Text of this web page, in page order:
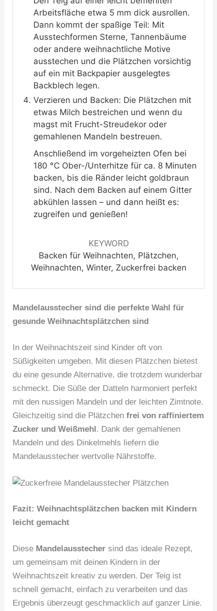
Arbeitsfläche etwa 5 mm dick ausrollen.
Dann kommt der spaßige Teil: Mit
Ausstechformen Sterne, Tannenbäume
oder andere weihnachtliche Motive
ausstechen und die Plätzchen vorsichtig
auf ein mit Backpapier ausgelegtes
Backblech legen.
Verzieren und Backen: Die Plätzchen mit
etwas Milch bestreichen und wenn du
magst mit Frucht-Streudekor oder
gemahlenen Mandeln bestreuen.
Anschließend im vorgeheizten Ofen bei
180 °C Ober-/Unterhitze für ca. 8 Minuten
backen, bis die Ränder leicht goldbraun
sind. Nach dem Backen auf einem Gitter
abkühlen lassen – und dann heißt es:
zugreifen und genießen!
KEYWORD
Backen für Weihnachten, Plätzchen,
Weihnachten, Winter, Zuckerfrei backen
Mandelausstecher sind die perfekte Wahl für
gesunde Weihnachtsplätzchen sind
In der Weihnachtszeit sind Kinder oft von
Süßigkeiten umgeben. Mit diesen Plätzchen bietest
du eine gesunde Alternative, die trotzdem wunderbar
schmeckt. Die Süße der Datteln harmoniert perfekt
mit den nussigen Mandeln und der leichten Zimtnote.
Gleichzeitig sind die Plätzchenfrei von raffiniertem
Zucker und Weißmehl. Dank der gemahlenen
Mandeln und des Dinkelmehls liefern die
Mandelausstecher wertvolle Nährstoffe.
Fazit: Weihnachtsplätzchen backen mit Kindern
leicht gemacht
Diese Mandelausstecher sind das ideale Rezept,
um gemeinsam mit deinen Kindern in der
Weihnachtszeit kreativ zu werden. Der Teig ist
schnell gemacht, einfach zu verarbeiten und das
Ergebnis überzeugt geschmacklich auf ganzer Linie.